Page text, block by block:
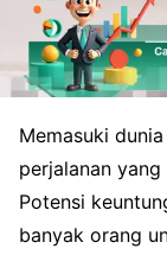
Memasuki
perjalanan
Potensi
banyak orang